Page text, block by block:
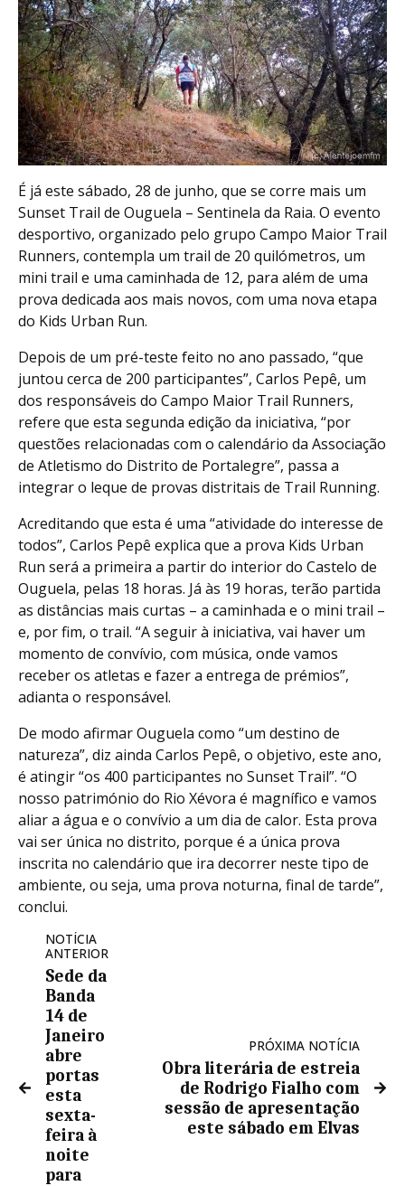
É já este sábado, 28 de junho, que se corre mais um
Sunset Trail de Ouguela – Sentinela da Raia. O evento
desportivo, organizado pelo grupo Campo Maior Trail
Runners, contempla um trail de 20 quilómetros, um
mini trail e uma caminhada de 12, para além de uma
prova dedicada aos mais novos, com uma nova etapa
do Kids Urban Run.
Depois de um pré-teste feito no ano passado, “que
juntou cerca de 200 participantes”, Carlos Pepê, um
dos responsáveis do Campo Maior Trail Runners,
refere que esta segunda edição da iniciativa, “por
questões relacionadas com o calendário da Associação
de Atletismo do Distrito de Portalegre”, passa a
integrar o leque de provas distritais de Trail Running.
Acreditando que esta é uma “atividade do interesse de
todos”, Carlos Pepê explica que a prova Kids Urban
Run será a primeira a partir do interior do Castelo de
Ouguela, pelas 18 horas. Já às 19 horas, terão partida
as distâncias mais curtas – a caminhada e o mini trail –
e, por fim, o trail. “A seguir à iniciativa, vai haver um
momento de convívio, com música, onde vamos
receber os atletas e fazer a entrega de prémios”,
adianta o responsável.
De modo afirmar Ouguela como “um destino de
natureza”, diz ainda Carlos Pepê, o objetivo, este ano,
é atingir “os 400 participantes no Sunset Trail”. “O
nosso património do Rio Xévora é magnífico e vamos
aliar a água e o convívio a um dia de calor. Esta prova
vai ser única no distrito, porque é a única prova
inscrita no calendário que ira decorrer neste tipo de
ambiente, ou seja, uma prova noturna, final de tarde”,
conclui.
NOTÍCIA
ANTERIOR
Sede da
Banda
14 de
Janeiro
abre
portas
esta
sexta-
feira à
noite
para
PRÓXIMA NOTÍCIA
Obra literária de estreia
de Rodrigo Fialho com
sessão de apresentação
este sábado em Elvas